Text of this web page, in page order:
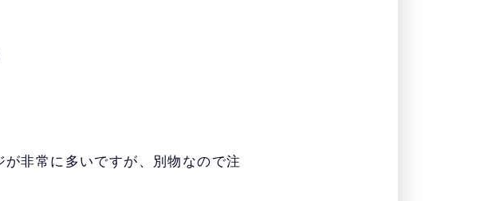
名前が上がる老舗で、
非常に多いですが、別物なので注